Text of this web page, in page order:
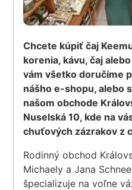
Chcete kúpiť čaj
korenia, kávu, čaj
vám všetko doručíme
nášho e-shopu, alebo
našom obchode
Nuselská 10, kde na
chuťových zázrakov z
Rodinný obchod
Michaely a Jana
špecializuje na voľne